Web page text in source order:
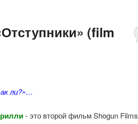
(film
ли?»…
- это второй фильм Shogun Films